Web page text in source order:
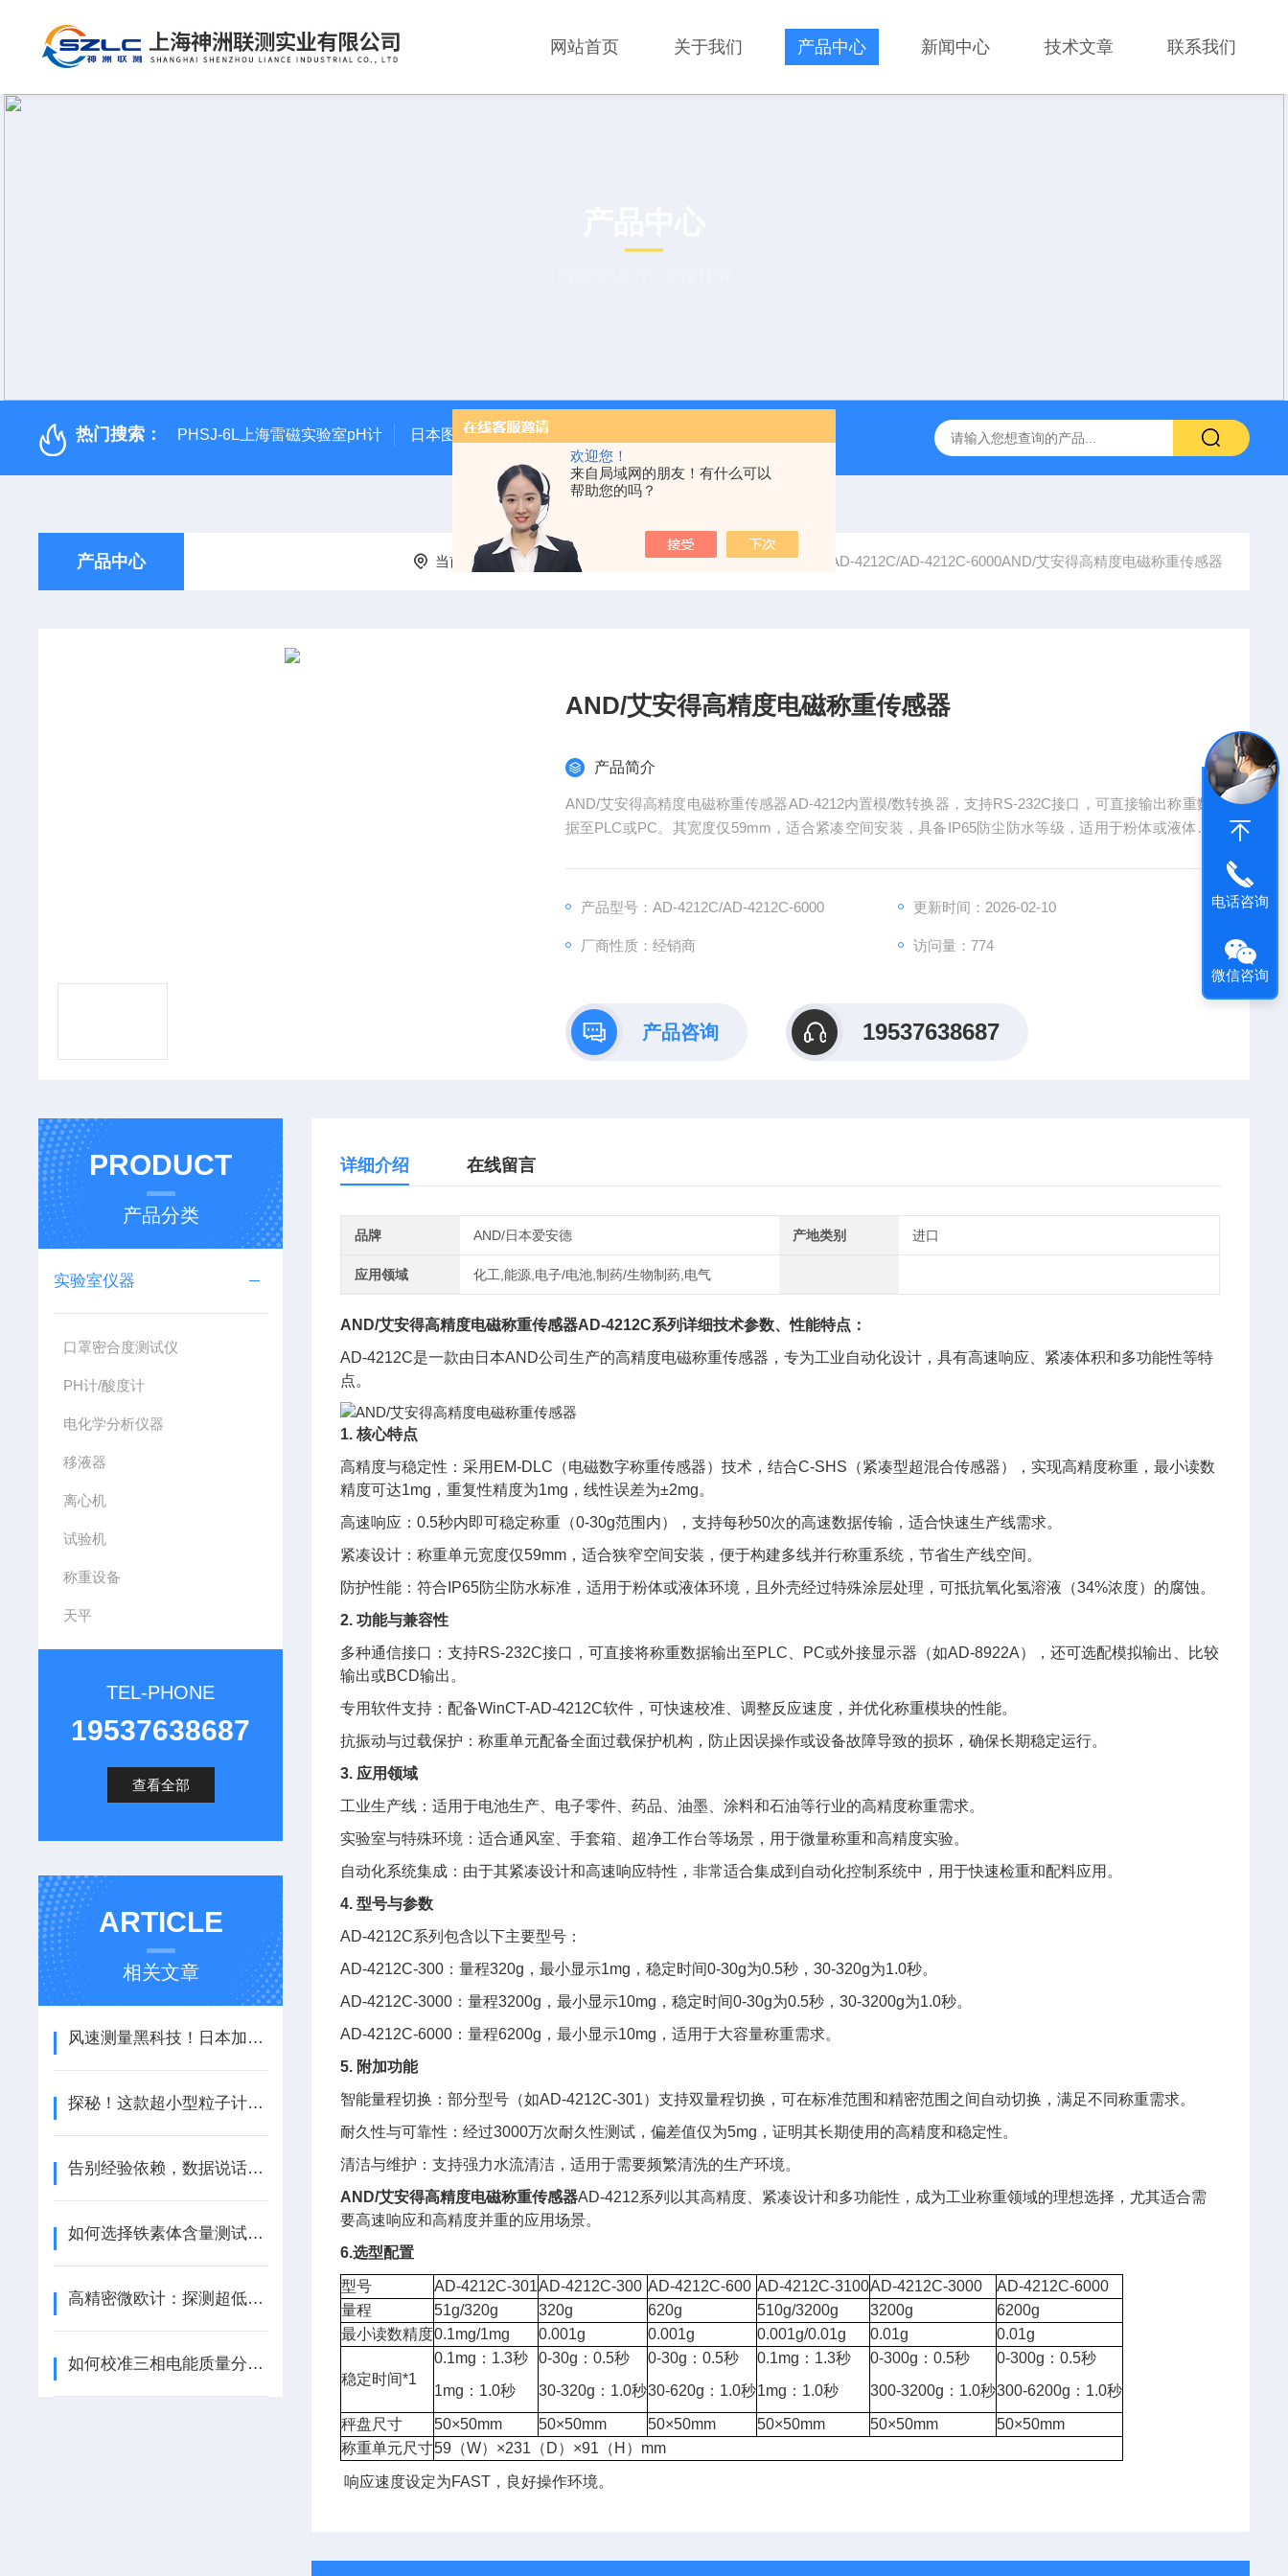
欢迎您！
来自局域网的朋友！有什么可以
帮助您的吗？
网站首页 关于我们 产品中心 新闻中心 技术文章 联系我们
热门搜索： PHSJ-6L上海雷磁实验室pH计 日本图技GL240图技GL240存储记录仪/数据采集记录器 GL840-M/GL840WV图技GL840存储记录仪/数据采集仪 GL980记
产品中心 当前位置： 首页 产品中心 实验室仪器 称重设备 AD-4212C/AD-4212C-6000AND/艾安得高精度电磁称重传感器
AND/艾安得高精度电磁称重传感器
产品简介
AND/艾安得高精度电磁称重传感器AD-4212内置模/数转换器，支持RS-232C接口，可直接输出称重数
据至PLC或PC。其宽度仅59mm，适合紧凑空间安装，具备IP65防尘防水等级，适用于粉体或液体环
产品型号：AD-4212C/AD-4212C-6000 更新时间：2026-02-10
厂商性质：经销商 访问量：774
产品咨询 19537638687
PRODUCT
产品分类
实验室仪器
口罩密合度测试仪
PH计/酸度计
电化学分析仪器
移液器
离心机
试验机
称重设备
天平
TEL-PHONE
19537638687
查看全部
ARTICLE
相关文章
风速测量黑科技！日本加野Kanomax四通道风速仪KA12来袭
探秘！这款超小型粒子计数器凭什么“出圈”？
告别经验依赖，数据说话！ONO SOKKI VW-3100 重新定义科研级振动检测
如何选择铁素体含量测试仪，你选对了吗？看这一篇就够了！
高精密微欧计：探测超低位电阻，解锁微观电路密码
如何校准三相电能质量分析仪？
详细介绍 在线留言
品牌 AND/日本爱安德 产地类别 进口
应用领域 化工,能源,电子/电池,制药/生物制药,电气
AND/艾安得高精度电磁称重传感器AD-4212C系列详细技术参数、性能特点：
AD-4212C是一款由日本AND公司生产的高精度电磁称重传感器，专为工业自动化设计，具有高速响应、紧凑体积和多功能性等特
点。
1. 核心特点
高精度与稳定性：采用EM-DLC（电磁数字称重传感器）技术，结合C-SHS（紧凑型超混合传感器），实现高精度称重，最小读数
精度可达1mg，重复性精度为1mg，线性误差为±2mg。
高速响应：0.5秒内即可稳定称重（0-30g范围内），支持每秒50次的高速数据传输，适合快速生产线需求。
紧凑设计：称重单元宽度仅59mm，适合狭窄空间安装，便于构建多线并行称重系统，节省生产线空间。
防护性能：符合IP65防尘防水标准，适用于粉体或液体环境，且外壳经过特殊涂层处理，可抵抗氧化氢溶液（34%浓度）的腐蚀。
2. 功能与兼容性
多种通信接口：支持RS-232C接口，可直接将称重数据输出至PLC、PC或外接显示器（如AD-8922A），还可选配模拟输出、比较
输出或BCD输出。
专用软件支持：配备WinCT-AD-4212C软件，可快速校准、调整反应速度，并优化称重模块的性能。
抗振动与过载保护：称重单元配备全面过载保护机构，防止因误操作或设备故障导致的损坏，确保长期稳定运行。
3. 应用领域
工业生产线：适用于电池生产、电子零件、药品、油墨、涂料和石油等行业的高精度称重需求。
实验室与特殊环境：适合通风室、手套箱、超净工作台等场景，用于微量称重和高精度实验。
自动化系统集成：由于其紧凑设计和高速响应特性，非常适合集成到自动化控制系统中，用于快速检重和配料应用。
4. 型号与参数
AD-4212C系列包含以下主要型号：
AD-4212C-300：量程320g，最小显示1mg，稳定时间0-30g为0.5秒，30-320g为1.0秒。
AD-4212C-3000：量程3200g，最小显示10mg，稳定时间0-30g为0.5秒，30-3200g为1.0秒。
AD-4212C-6000：量程6200g，最小显示10mg，适用于大容量称重需求。
5. 附加功能
智能量程切换：部分型号（如AD-4212C-301）支持双量程切换，可在标准范围和精密范围之间自动切换，满足不同称重需求。
耐久性与可靠性：经过3000万次耐久性测试，偏差值仅为5mg，证明其长期使用的高精度和稳定性。
清洁与维护：支持强力水流清洁，适用于需要频繁清洗的生产环境。
AND/艾安得高精度电磁称重传感器AD-4212系列以其高精度、紧凑设计和多功能性，成为工业称重领域的理想选择，尤其适合需
要高速响应和高精度并重的应用场景。
6.选型配置
型号 AD-4212C-301AD-4212C-300 AD-4212C-600 AD-4212C-3100AD-4212C-3000
AD-4212C-6000
量程
51g/320g 320g 620g 510g/3200g 3200g
6200g
最小读数精度0.1mg/1mg 0.001g 0.001g 0.001g/0.01g 0.01g 0.01g
稳定时间*1
0.1mg：1.3秒
1mg：1.0秒
0-30g：0.5秒
30-320g：1.0秒
0-30g：0.5秒
30-620g：1.0秒
0.1mg：1.3秒
1mg：1.0秒
0-300g：0.5秒
300-3200g：1.0秒
0-300g：0.5秒
300-6200g：1.0秒
秤盘尺寸 50×50mm 50×50mm 50×50mm 50×50mm 50×50mm
50×50mm
称重单元尺寸59（W）×231（D）×91（H）mm
响应速度设定为FAST，良好操作环境。
电话咨询
微信咨询